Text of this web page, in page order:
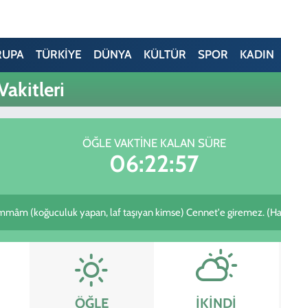
TÜRKİYE DÜNYA KÜLTÜR SPOR KADIN
ÖĞLE VAKTINE KALAN SÜRE
06:22:57
(koğuculuk yapan, laf taşıyan kimse) Cennet'e giremez.
ÖĞLE İKINDI